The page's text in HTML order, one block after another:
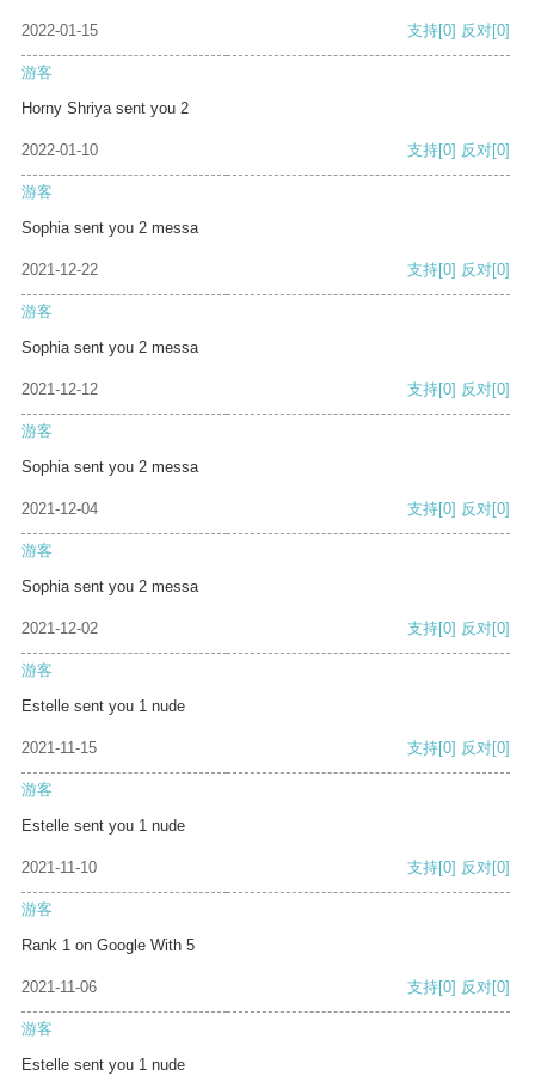
2022-01-15 支持[0] 反对[0]
游客
Horny Shriya sent you 2
2022-01-10 支持[0] 反对[0]
游客
Sophia sent you 2 messa
2021-12-22 支持[0] 反对[0]
游客
Sophia sent you 2 messa
2021-12-12 支持[0] 反对[0]
游客
Sophia sent you 2 messa
2021-12-04 支持[0] 反对[0]
游客
Sophia sent you 2 messa
2021-12-02 支持[0] 反对[0]
游客
Estelle sent you 1 nude
2021-11-15 支持[0] 反对[0]
游客
Estelle sent you 1 nude
2021-11-10 支持[0] 反对[0]
游客
Rank 1 on Google With 5
2021-11-06 支持[0] 反对[0]
游客
Estelle sent you 1 nude